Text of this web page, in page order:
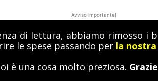
MediterraneoAntico
Avviso importante!
di lettura, abbiamo rimosso i
le spese passando per la
è una cosa molto preziosa.